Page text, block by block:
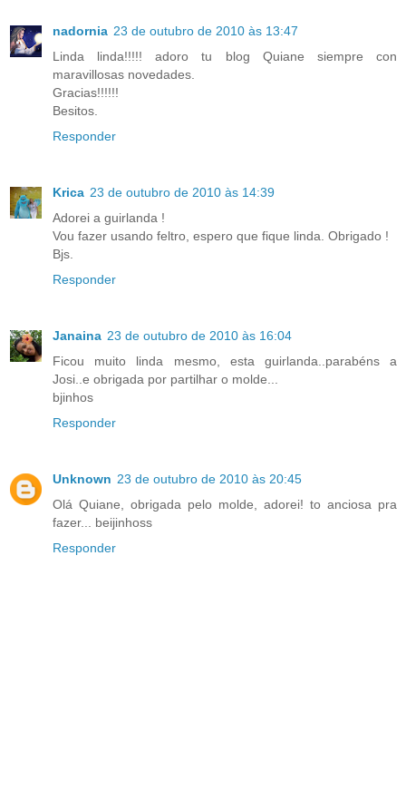
nadornia 23 de outubro de 2010 às 13:47
Linda linda!!!!! adoro tu blog Quiane siempre con
maravillosas novedades.
Gracias!!!!!!
Besitos.
Responder
Krica 23 de outubro de 2010 às 14:39
Adorei a guirlanda !
Vou fazer usando feltro, espero que fique linda. Obrigado !
Bjs.
Responder
Janaina 23 de outubro de 2010 às 16:04
Ficou muito linda mesmo, esta guirlanda..parabéns a
Josi..e obrigada por partilhar o molde...
bjinhos
Responder
Unknown 23 de outubro de 2010 às 20:45
Olá Quiane, obrigada pelo molde, adorei! to anciosa pra
fazer... beijinhoss
Responder